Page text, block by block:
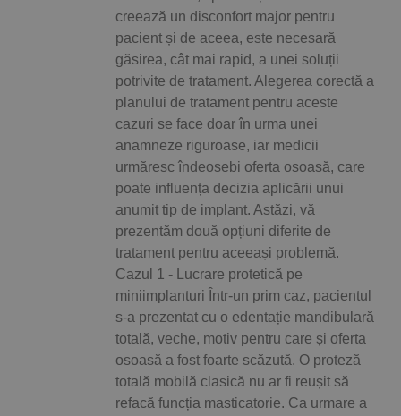
creează un disconfort major pentru
pacient și de aceea, este necesară
găsirea, cât mai rapid, a unei soluții
potrivite de tratament. Alegerea corectă a
planului de tratament pentru aceste
cazuri se face doar în urma unei
anamneze riguroase, iar medicii
urmăresc îndeosebi oferta osoasă, care
poate influența decizia aplicării unui
anumit tip de implant. Astăzi, vă
prezentăm două opțiuni diferite de
tratament pentru aceeași problemă.
Cazul 1 - Lucrare protetică pe
miniimplanturi Într-un prim caz, pacientul
s-a prezentat cu o edentație mandibulară
totală, veche, motiv pentru care și oferta
osoasă a fost foarte scăzută. O proteză
totală mobilă clasică nu ar fi reușit să
refacă funcția masticatorie. Ca urmare a